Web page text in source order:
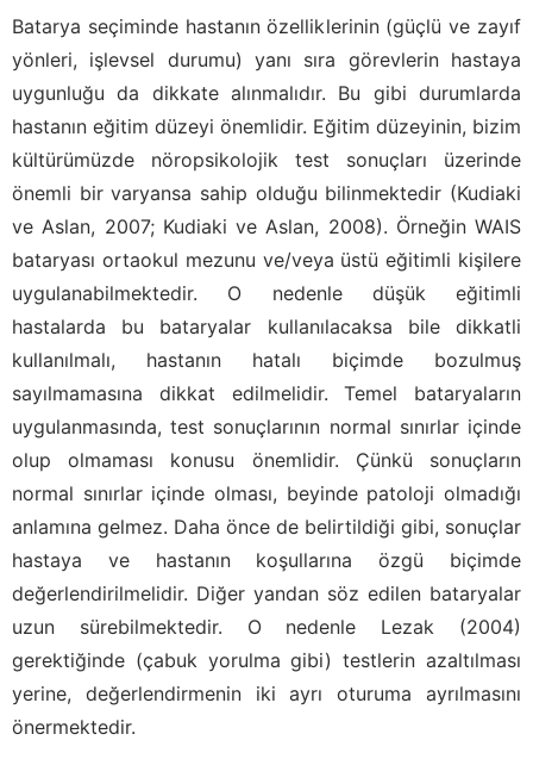
Batarya seçiminde hastanın özelliklerinin (güçlü ve zayıf
yönleri, işlevsel durumu) yanı sıra görevlerin hastaya
uygunluğu da dikkate alınmalıdır. Bu gibi durumlarda
hastanın eğitim düzeyi önemlidir. Eğitim düzeyinin, bizim
kültürümüzde nöropsikolojik test sonuçları üzerinde
önemli bir varyansa sahip olduğu bilinmektedir (Kudiaki
ve Aslan, 2007; Kudiaki ve Aslan, 2008). Örneğin WAIS
bataryası ortaokul mezunu ve/veya üstü eğitimli kişilere
uygulanabilmektedir. O nedenle düşük eğitimli
hastalarda bu bataryalar kullanılacaksa bile dikkatli
kullanılmalı, hastanın hatalı biçimde bozulmuş
sayılmamasına dikkat edilmelidir. Temel bataryaların
uygulanmasında, test sonuçlarının normal sınırlar içinde
olup olmaması konusu önemlidir. Çünkü sonuçların
normal sınırlar içinde olması, beyinde patoloji olmadığı
anlamına gelmez. Daha önce de belirtildiği gibi, sonuçlar
hastaya ve hastanın koşullarına özgü biçimde
değerlendirilmelidir. Diğer yandan söz edilen bataryalar
uzun sürebilmektedir. O nedenle Lezak (2004)
gerektiğinde (çabuk yorulma gibi) testlerin azaltılması
yerine, değerlendirmenin iki ayrı oturuma ayrılmasını
önermektedir.